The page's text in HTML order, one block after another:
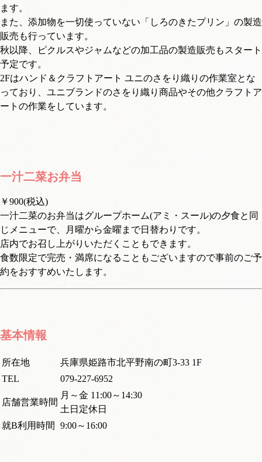
ます。
また、添加物を一切使っていない「しろのきたプリン」の製造
販売も行っています。
秋以降、ピクルスやジャムなどの加工品の製造販売もスタート
予定です。
2Fはハンド＆クラフトアート ユニのさをり織りの作業室とな
っており、ユニブランドのさをり織り商品やその他クラフトア
ートの作業をしています。
一汁二菜お弁当
￥900(税込)
一汁二菜のお弁当はグループホーム(アミ・スール)の夕食と同
じメニューで、月曜から金曜まで日替わりです。
店内でお召し上がりいただくこともできます。
食数限定で完売・満席になることもございますので事前のご予
約をおすすめいたします。
基本情報
所在地
兵庫県姫路市北平野南の町3-33 1F
TEL
079-227-6952
店舗営業時間
月～金 11:00～14:30
土日定休日
就B利用時間
9:00～16:00